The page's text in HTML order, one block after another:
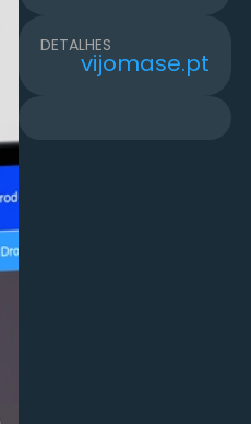
DETALHES
vijomase.pt